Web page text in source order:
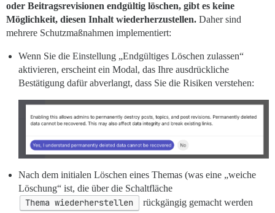
oder Beitragsrevisionen endgültig löschen, gibt es keine
Möglichkeit, diesen Inhalt wiederherzustellen. Daher sind
mehrere Schutzmaßnahmen implementiert:
Wenn Sie die Einstellung „Endgültiges Löschen zulassen“
aktivieren, erscheint ein Modal, das Ihre ausdrückliche
Bestätigung dafür abverlangt, dass Sie die Risiken verstehen:
Nach dem initialen Löschen eines Themas (was eine „weiche
Löschung“ ist, die über die Schaltfläche
Thema wiederherstellen
rückgängig gemacht werden